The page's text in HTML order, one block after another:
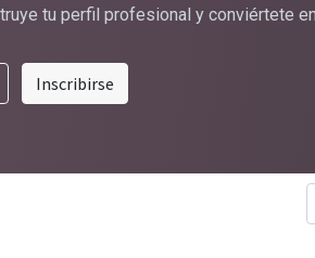
tu perfil profesional y conviértete
Inscribirse